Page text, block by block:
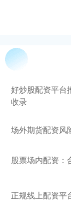
好炒股配资平台
收录
场外期货配资风
股票场内配资：
正规线上配资平